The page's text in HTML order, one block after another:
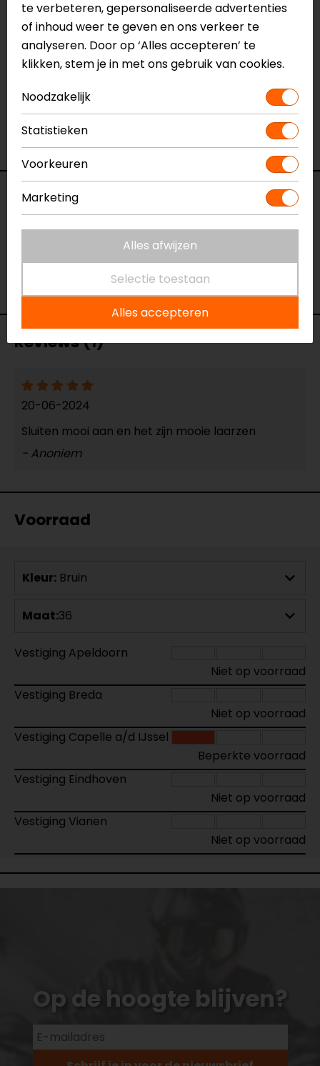
Meer informatie nodig?
Heb je meer informatie nodig over dit product?
Neem dancontactmet ons op of kom langs in één
vanonze winkelsin Breda, Capelle aan den IJssel,
het product bekijken & passen en staan onze
verkoopmedewerkers voor je klaar met advies.
Bekijk ook onze andere
classic motorlaarzen.
Specificaties
Naam
Ayda 2 Motorlaarzen
Reviews (1)
20-06-2024
Sluiten mooi aan en het zijn mooie laarzen
- Anoniem
Voorraad
Kleur: Bruin
Maat:36
Vestiging Apeldoorn
Niet op voorraad
Vestiging Breda
Niet op voorraad
Vestiging Capelle a/d IJssel
Beperkte voorraad
Vestiging Eindhoven
Niet op voorraad
Vestiging Vianen
Niet op voorraad
Op de hoogte blijven?
te verbeteren, gepersonaliseerde advertenties
of inhoud weer te geven en ons verkeer te
analyseren. Door op ‘Alles accepteren’ te
klikken, stem je in met ons gebruik van cookies.
Noodzakelijk
Statistieken
Voorkeuren
Marketing
Alles afwijzen
Selectie toestaan
Alles accepteren